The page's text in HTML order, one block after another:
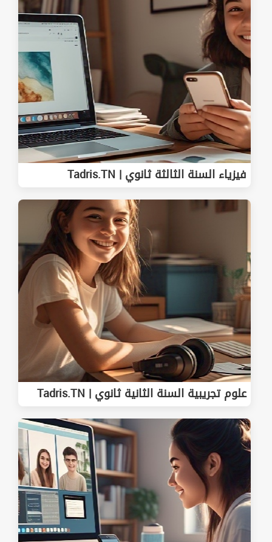
فيزياء السنة الثالثة ثانوي | Tadris.TN
علوم تجريبية السنة الثانية ثانوي | Tadris.TN